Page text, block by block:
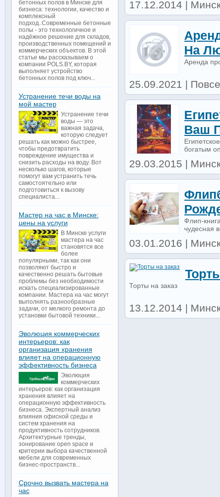
17.12.2014 |
На
Аренда
25.09.2021 |
Ваш
богатым
29.03.2015 |
Флип-
чудесная
03.01.2016 |
Торты на заказ
13.12.2014 |
бетонных полов в Минске для
бизнеса: технологии, качество и
комплексный
подход..Современные бетонные
полы - это технологичное и
надёжное решение для складов,
производственных помещений и
коммерческих объектов. В этой
статье мы рассказываем о
компании POLS.BY, которая
выполняет устройство
бетонных полов под ключ...
Устранение течи воды на
мой мастер
Устранение течи
воды — это
важная задача,
которую следует
решать как можно быстрее,
чтобы предотвратить
повреждение имущества и
снизить расходы на воду. Вот
несколько шагов, которые
помогут вам устранить течь
самостоятельно или
подготовиться к вызову
специалиста...
Мастер на час в Минске:
цены на услуги
В Минске услуги
мастера на час
становятся все
более
популярными, так как они
позволяют быстро и
качественно решать бытовые
проблемы без необходимости
искать специализированные
компании. Мастера на час могут
выполнять разнообразные
задачи, от мелкого ремонта до
установки бытовой техники...
Эволюция коммерческих
интерьеров: как
организация хранения
влияет на операционную
эффективность бизнеса
Эволюция
коммерческих
интерьеров: как организация
хранения влияет на
операционную эффективность
бизнеса. Экспертный анализ
влияния офисной среды и
систем хранения на
продуктивность сотрудников.
Архитектурные тренды,
зонирование open space и
критерии выбора качественной
мебели для современных
бизнес-пространств...
Срочно вызвать мастера на
час